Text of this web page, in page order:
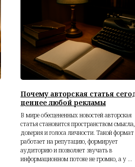
Почему авторская статья
ценнее любой рекламы
В мире обесцененных новостей авторская
статья становится пространством смысла,
доверия и голоса личности. Такой формат
работает на репутацию, формирует
аудиторию и позволяет звучать в
информационном потоке не громко, а у ...